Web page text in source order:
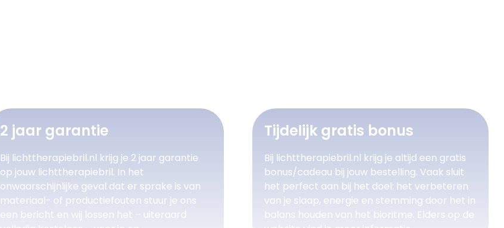
2 jaar garantie
Bij lichttherapiebril.nl krijg je 2 jaar garantie
op jouw lichttherapiebril. In het
onwaarschijnlijke geval dat er sprake is van
materiaal- of productiefouten stuur je ons
een bericht en wij lossen het – uiteraard
Tijdelijk gratis bonus
Bij lichttherapiebril.nl krijg je altijd een gratis
bonus/cadeau bij jouw bestelling. Vaak sluit
het perfect aan bij het doel: het verbeteren
van je slaap, energie en stemming door het in
balans houden van het bioritme. Elders op de